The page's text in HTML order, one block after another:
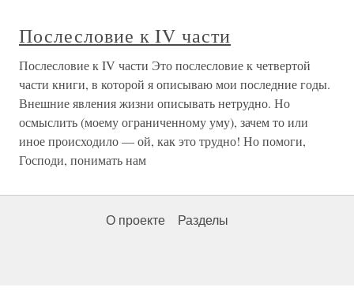
Послесловие к IV части
Послесловие к IV части Это послесловие к четвертой
части книги, в которой я описываю мои последние годы.
Внешние явления жизни описывать нетрудно. Но
осмыслить (моему ограниченному уму), зачем то или
иное происходило — ой, как это трудно! Но помоги,
Господи, понимать нам
О проекте Разделы